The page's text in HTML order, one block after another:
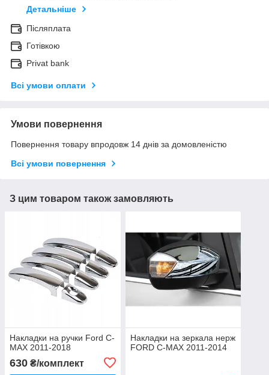
Детальніше
Післяплата
Готівкою
Privat bank
Всі умови оплати
Умови повернення
Повернення товару впродовж 14 днів за домовленістю
Всі умови повернення
З цим товаром також замовляють
Накладки на ручки Ford C-
MAX 2011-2018
630 ₴/комплект
Накладки на зеркала нерж
FORD C-MAX 2011-2014